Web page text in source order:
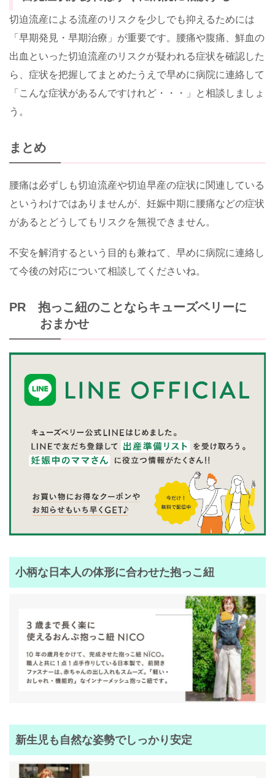
切迫流産による流産のリスクを少しでも抑えるためには
「早期発見・早期治療」が重要です。腰痛や腹痛、鮮血の
出血といった切迫流産のリスクが疑われる症状を確認した
ら、症状を把握してまとめたうえで早めに病院に連絡して
「こんな症状があるんですけれど・・・」と相談しましょ
う。
まとめ
腰痛は必ずしも切迫流産や切迫早産の症状に関連している
というわけではありませんが、妊娠中期に腰痛などの症状
があるとどうしてもリスクを無視できません。
不安を解消するという目的も兼ねて、早めに病院に連絡し
て今後の対応について相談してくださいね。
PR 抱っこ紐のことならキューズベリーに
おまかせ
小柄な日本人の体形に合わせた抱っこ紐
新生児も自然な姿勢でしっかり安定